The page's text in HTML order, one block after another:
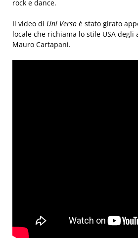
rock e dance.
Il video di Uni Verso è stato girato
locale che richiama lo stile USA degli
Mauro Cartapani.